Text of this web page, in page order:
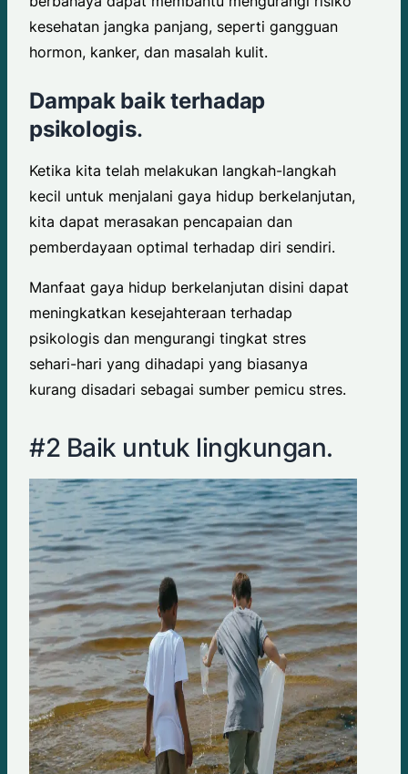
kesehatan jangka panjang, seperti gangguan
hormon, kanker, dan masalah kulit.
Dampak baik terhadap
psikologis.
Ketika kita telah melakukan langkah-langkah
kecil untuk menjalani gaya hidup berkelanjutan,
kita dapat merasakan pencapaian dan
pemberdayaan optimal terhadap diri sendiri.
Manfaat gaya hidup berkelanjutan disini dapat
meningkatkan kesejahteraan terhadap
psikologis dan mengurangi tingkat stres
sehari-hari yang dihadapi yang biasanya
kurang disadari sebagai sumber pemicu stres.
#2 Baik untuk lingkungan.